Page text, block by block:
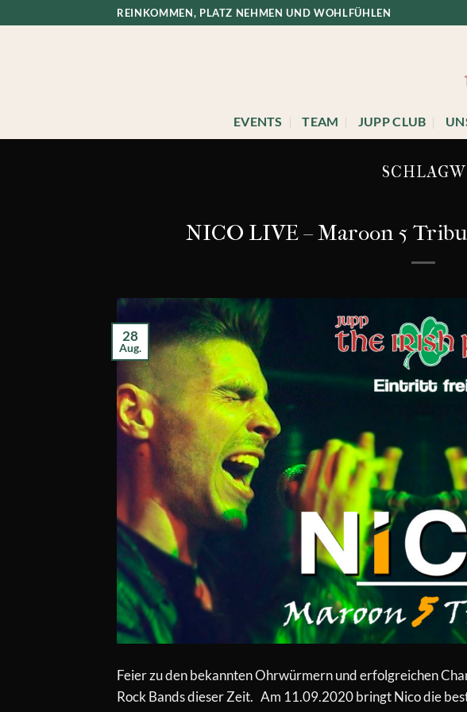
REINKOMMEN, PLATZ NEHMEN UND WOHLFÜHLEN
EVENTS TEAM JUPP CLUB
NICO LIVE – Maroon 5
28
Aug.
Feier zu den bekannten Ohrwürmern und erfolgreichen
Rock Bands dieser Zeit. Am 11.09.2020 bringt Nico die